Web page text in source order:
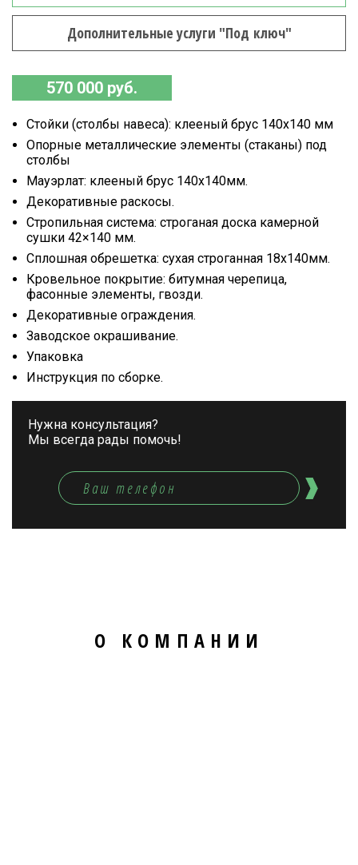
Дополнительные услуги "Под ключ"
570 000 руб.
Стойки (столбы навеса): клееный брус 140х140 мм
Опорные металлические элементы (стаканы) под
столбы
Мауэрлат: клееный брус 140х140мм.
Декоративные раскосы.
Стропильная система: строганая доска камерной
сушки 42×140 мм.
Сплошная обрешетка: сухая строганная 18х140мм.
Кровельное покрытие: битумная черепица,
фасонные элементы, гвозди.
Декоративные ограждения.
Заводское окрашивание.
Упаковка
Инструкция по сборке.
Нужна консультация?
Мы всегда рады помочь!
О КОМПАНИИ